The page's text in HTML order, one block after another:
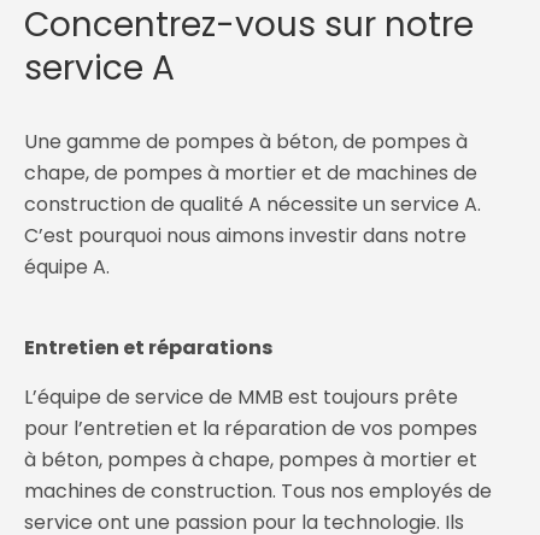
Concentrez-vous sur notre
service A
Une gamme de pompes à béton, de pompes à
chape, de pompes à mortier et de machines de
construction de qualité A nécessite un service A.
C’est pourquoi nous aimons investir dans notre
équipe A.
Entretien et réparations
L’équipe de service de MMB est toujours prête
pour l’entretien et la réparation de vos pompes
à béton, pompes à chape, pompes à mortier et
machines de construction. Tous nos employés de
service ont une passion pour la technologie. Ils